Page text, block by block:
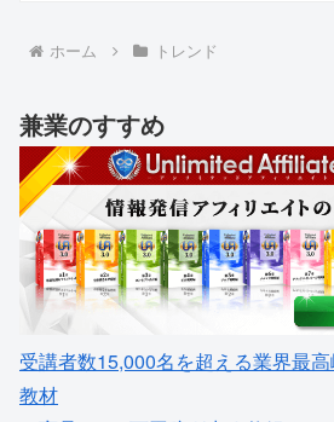
ホーム トレンド
兼業のすすめ
受講者数15,000名を超える業界最
教材